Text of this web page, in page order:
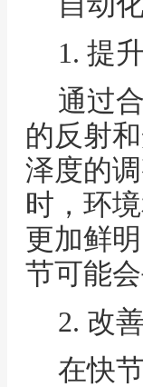
1. 提
通过
的反射
泽度的
时，环
更加鲜
节可能会
2. 改
在快